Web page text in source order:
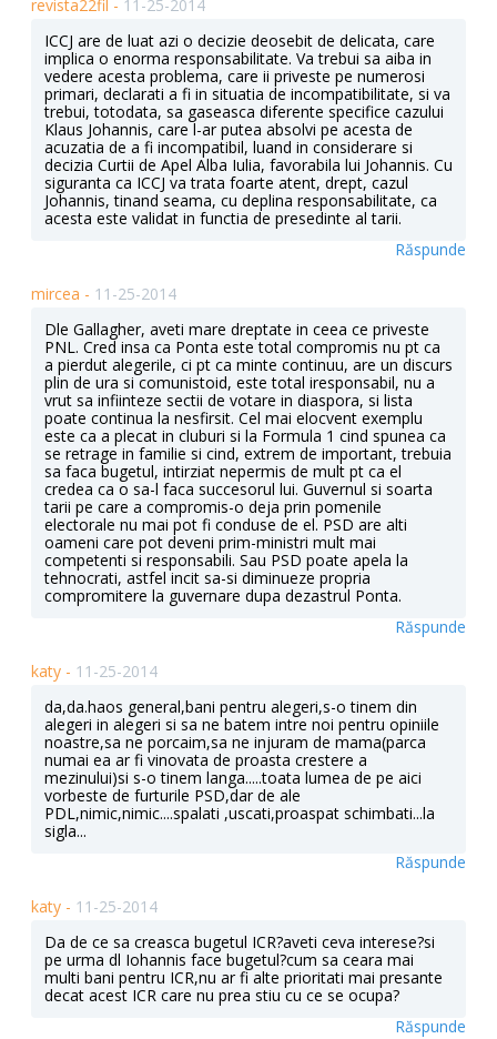
revista22fil - 11-25-2014
ICCJ are de luat azi o decizie deosebit de delicata, care
implica o enorma responsabilitate. Va trebui sa aiba in
vedere acesta problema, care ii priveste pe numerosi
primari, declarati a fi in situatia de incompatibilitate, si va
trebui, totodata, sa gaseasca diferente specifice cazului
Klaus Johannis, care l-ar putea absolvi pe acesta de
acuzatia de a fi incompatibil, luand in considerare si
decizia Curtii de Apel Alba Iulia, favorabila lui Johannis. Cu
siguranta ca ICCJ va trata foarte atent, drept, cazul
Johannis, tinand seama, cu deplina responsabilitate, ca
acesta este validat in functia de presedinte al tarii.
Răspunde
mircea - 11-25-2014
Dle Gallagher, aveti mare dreptate in ceea ce priveste
PNL. Cred insa ca Ponta este total compromis nu pt ca
a pierdut alegerile, ci pt ca minte continuu, are un discurs
plin de ura si comunistoid, este total iresponsabil, nu a
vrut sa infiinteze sectii de votare in diaspora, si lista
poate continua la nesfirsit. Cel mai elocvent exemplu
este ca a plecat in cluburi si la Formula 1 cind spunea ca
se retrage in familie si cind, extrem de important, trebuia
sa faca bugetul, intirziat nepermis de mult pt ca el
credea ca o sa-l faca succesorul lui. Guvernul si soarta
tarii pe care a compromis-o deja prin pomenile
electorale nu mai pot fi conduse de el. PSD are alti
oameni care pot deveni prim-ministri mult mai
competenti si responsabili. Sau PSD poate apela la
tehnocrati, astfel incit sa-si diminueze propria
compromitere la guvernare dupa dezastrul Ponta.
Răspunde
katy - 11-25-2014
da,da.haos general,bani pentru alegeri,s-o tinem din
alegeri in alegeri si sa ne batem intre noi pentru opiniile
noastre,sa ne porcaim,sa ne injuram de mama(parca
numai ea ar fi vinovata de proasta crestere a
mezinului)si s-o tinem langa.....toata lumea de pe aici
vorbeste de furturile PSD,dar de ale
PDL,nimic,nimic....spalati ,uscati,proaspat schimbati...la
sigla...
Răspunde
katy - 11-25-2014
Da de ce sa creasca bugetul ICR?aveti ceva interese?si
pe urma dl Iohannis face bugetul?cum sa ceara mai
multi bani pentru ICR,nu ar fi alte prioritati mai presante
decat acest ICR care nu prea stiu cu ce se ocupa?
Răspunde